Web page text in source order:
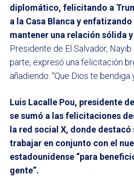
diplomático, felicitando a
a la Casa Blanca y
mantener una relación sólida
Presidente de El Salvador, Nayib
parte, expresó una felicitación
añadiendo: “Que Dios te bendiga
Luis Lacalle Pou, presidente
se sumó a las felicitaciones
la red social X, donde
trabajar en conjunto con el
estadounidense “para
gente”.